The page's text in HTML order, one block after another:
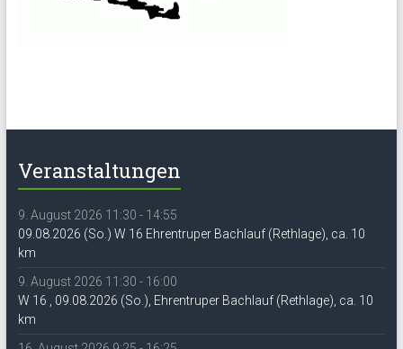
Veranstaltungen
9. August 2026 11:30 - 14:55
09.08.2026 (So.) W 16 Ehrentruper Bachlauf (Rethlage), ca. 10
km
9. August 2026 11:30 - 16:00
W 16 , 09.08.2026 (So.), Ehrentruper Bachlauf (Rethlage), ca. 10
km